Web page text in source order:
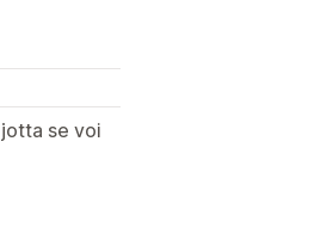
se voi